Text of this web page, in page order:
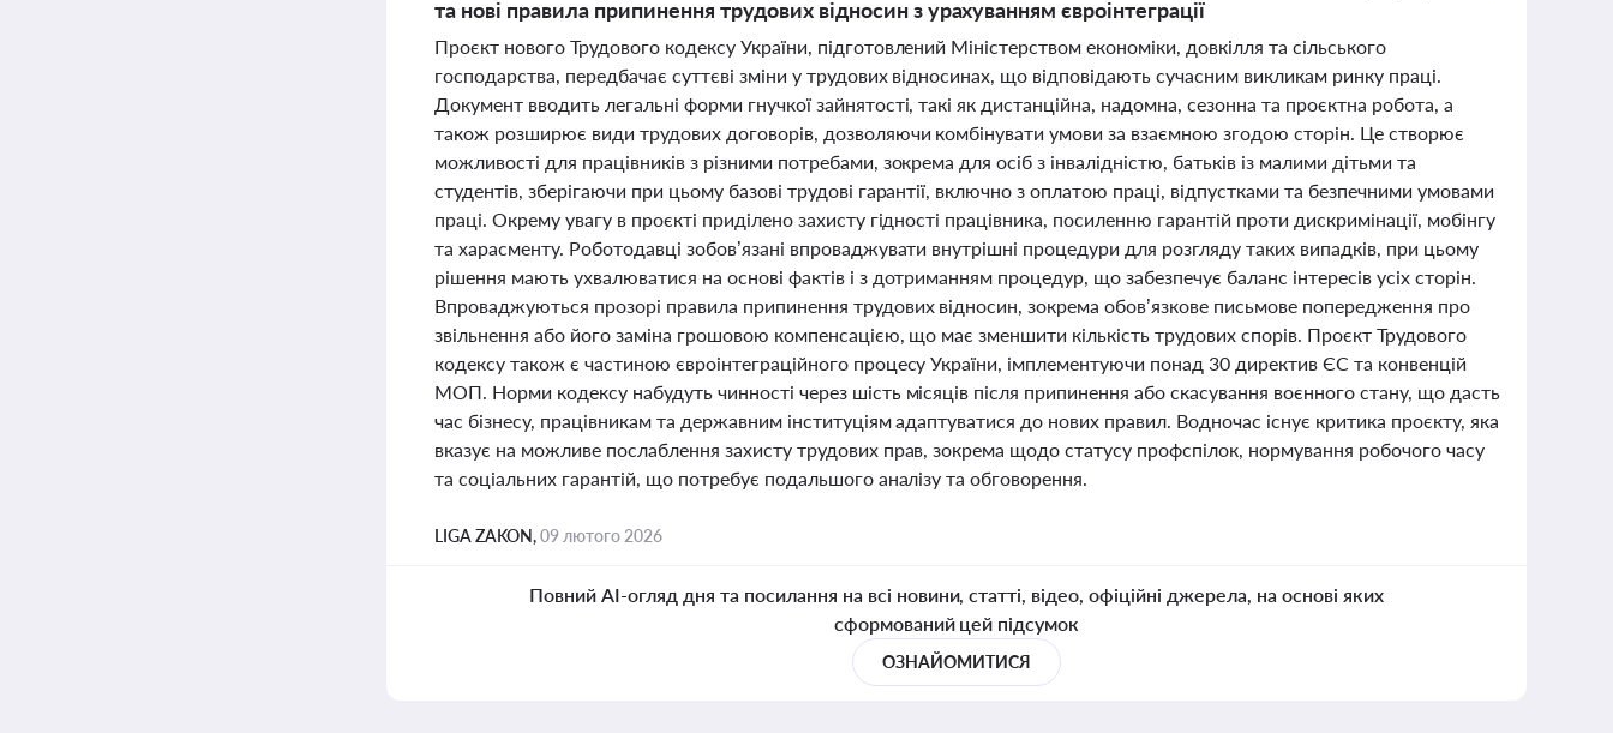
та нові правила припинення трудових відносин з урахуванням євроінтеграції
Проєкт нового Трудового кодексу України, підготовлений Міністерством економіки, довкілля та сільського
господарства, передбачає суттєві зміни у трудових відносинах, що відповідають сучасним викликам ринку праці.
Документ вводить легальні форми гнучкої зайнятості, такі як дистанційна, надомна, сезонна та проєктна робота, а
також розширює види трудових договорів, дозволяючи комбінувати умови за взаємною згодою сторін. Це створює
можливості для працівників з різними потребами, зокрема для осіб з інвалідністю, батьків із малими дітьми та
студентів, зберігаючи при цьому базові трудові гарантії, включно з оплатою праці, відпустками та безпечними умовами
праці. Окрему увагу в проєкті приділено захисту гідності працівника, посиленню гарантій проти дискримінації, мобінгу
та харасменту. Роботодавці зобов’язані впроваджувати внутрішні процедури для розгляду таких випадків, при цьому
рішення мають ухвалюватися на основі фактів і з дотриманням процедур, що забезпечує баланс інтересів усіх сторін.
Впроваджуються прозорі правила припинення трудових відносин, зокрема обов’язкове письмове попередження про
звільнення або його заміна грошовою компенсацією, що має зменшити кількість трудових спорів. Проєкт Трудового
кодексу також є частиною євроінтеграційного процесу України, імплементуючи понад 30 директив ЄС та конвенцій
МОП. Норми кодексу набудуть чинності через шість місяців після припинення або скасування воєнного стану, що дасть
час бізнесу, працівникам та державним інституціям адаптуватися до нових правил. Водночас існує критика проєкту, яка
вказує на можливе послаблення захисту трудових прав, зокрема щодо статусу профспілок, нормування робочого часу
та соціальних гарантій, що потребує подальшого аналізу та обговорення.
LIGA ZAKON,09 лютого 2026
Повний AI-огляд дня та посилання на всі новини, статті, відео, офіційні джерела, на основі яких
сформований цей підсумок
ОЗНАЙОМИТИСЯ